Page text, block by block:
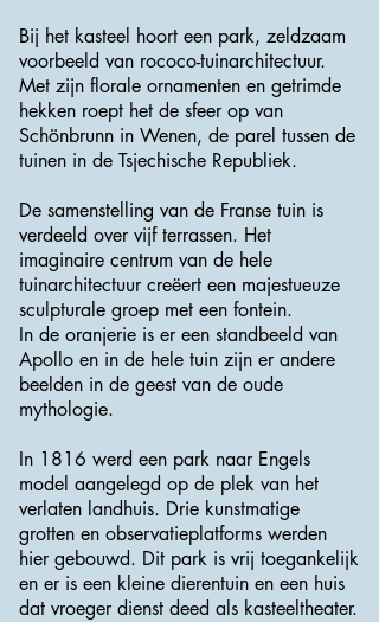
Bij het kasteel hoort een park, zeldzaam
voorbeeld van rococo-tuinarchitectuur.
Met zijn florale ornamenten en getrimde
hekken roept het de sfeer op van
Schönbrunn in Wenen, de parel tussen de
tuinen in de Tsjechische Republiek.
De samenstelling van de Franse tuin is
verdeeld over vijf terrassen. Het
imaginaire centrum van de hele
tuinarchitectuur creëert een majestueuze
sculpturale groep met een fontein.
In de oranjerie is er een standbeeld van
Apollo en in de hele tuin zijn er andere
beelden in de geest van de oude
mythologie.
In 1816 werd een park naar Engels
model aangelegd op de plek van het
verlaten landhuis. Drie kunstmatige
grotten en observatieplatforms werden
hier gebouwd. Dit park is vrij toegankelijk
en er is een kleine dierentuin en een huis
dat vroeger dienst deed als kasteeltheater.